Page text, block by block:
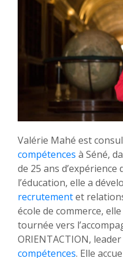
Valérie Mahé est
compétences à Séné,
de 25 ans
l’éducation, elle a
recrutementet
école de commerce,
tournée vers
ORIENTACTION,
compétences. Elle